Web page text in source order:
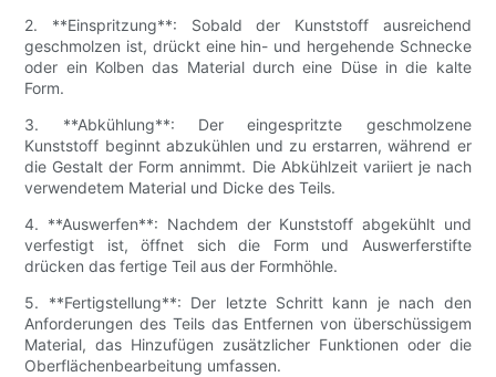
2. **Einspritzung**: Sobald der Kunststoff ausreichend
geschmolzen ist, drückt eine hin- und hergehende Schnecke
oder ein Kolben das Material durch eine Düse in die kalte
Form.
3. **Abkühlung**: Der eingespritzte geschmolzene
Kunststoff beginnt abzukühlen und zu erstarren, während er
die Gestalt der Form annimmt. Die Abkühlzeit variiert je nach
verwendetem Material und Dicke des Teils.
4. **Auswerfen**: Nachdem der Kunststoff abgekühlt und
verfestigt ist, öffnet sich die Form und Auswerferstifte
drücken das fertige Teil aus der Formhöhle.
5. **Fertigstellung**: Der letzte Schritt kann je nach den
Anforderungen des Teils das Entfernen von überschüssigem
Material, das Hinzufügen zusätzlicher Funktionen oder die
Oberflächenbearbeitung umfassen.